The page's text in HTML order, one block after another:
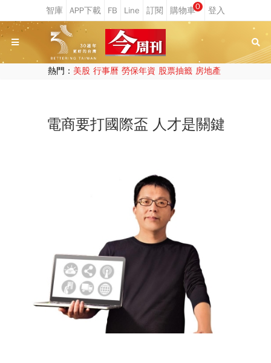
0
熱門： 美股 行事曆 勞保年資 股票抽籤 房地產
電商要打國際盃 人才是關鍵